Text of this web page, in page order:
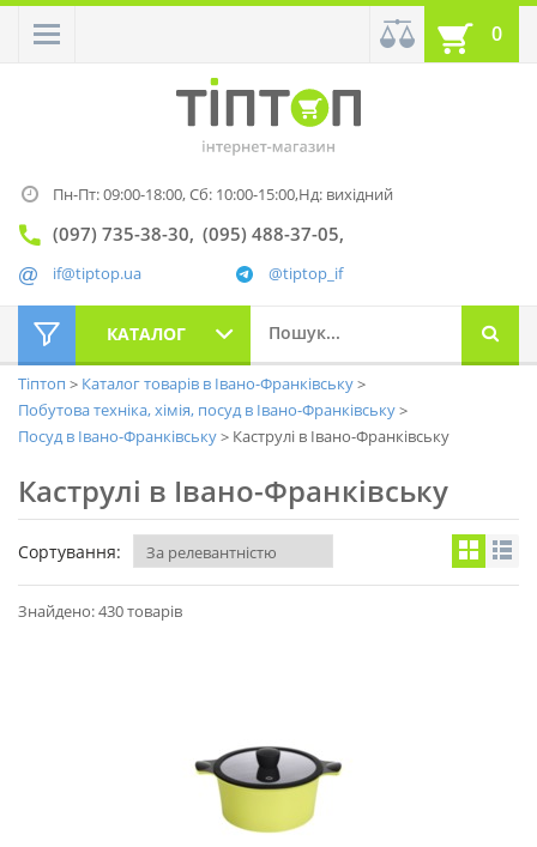
0
Пн-Пт: 09:00-18:00,Сб: 10:00-15:00,Нд: вихідний
(097) 735-38-30 (095) 488-37-05
@tiptop_if
if@tiptop.ua
КАТАЛОГ
Тіптоп
Каталог товарів в Івано-Франківську
Побутова техніка, хімія, посуд в Івано-Франківську
Посуд в Івано-Франківську
Каструлі в Івано-Франківську
Каструлі в Івано-Франківську
Сортування:
Знайдено: 430 товарів